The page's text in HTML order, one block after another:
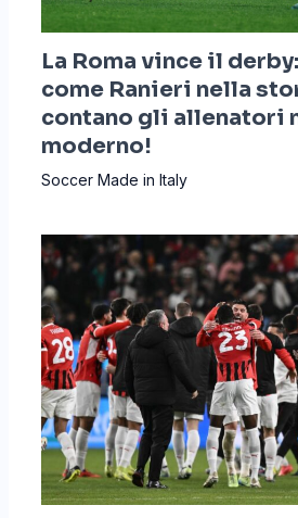
La Roma vince il
come Ranieri nella
contano gli allenatori
moderno!
Soccer Made in Italy